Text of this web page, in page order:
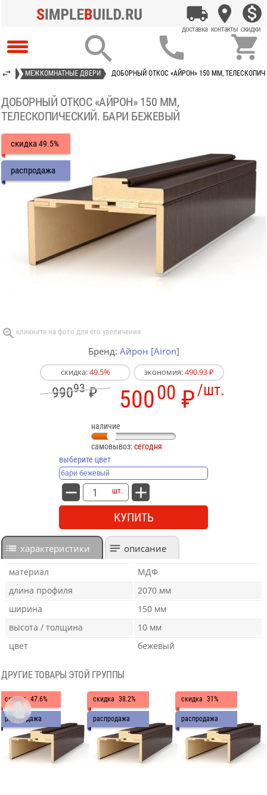
  
МЕЖКОМНАТНЫЕ ДВЕРИ ДОБОРНЫЙ ОТКОС «АЙРОН» 150 ММ,
ДОБОРНЫЙ ОТКОС «АЙРОН» 150 ММ,
ТЕЛЕСКОПИЧЕСКИЙ. БАРИ БЕЖЕВЫЙ
скидка49.5%
распродажа
Бренд: Айрон [Airon]
скидка:49.5% экономия:490.93 ₽
99093₽ /шт.
50000 ₽
наличие
самовывоз:сегодня
выберите цвет
шт.
КУПИТЬ
характеристики описание
материал
МДФ
длина профиля
2070 мм
ширина
150 мм
высота / толщина
10 мм
цвет
бежевый
ДРУГИЕ ТОВАРЫ ЭТОЙ ГРУППЫ
скидка 47.6%
распродажа
скидка 38.2%
распродажа
скидка 31%
распродажа
